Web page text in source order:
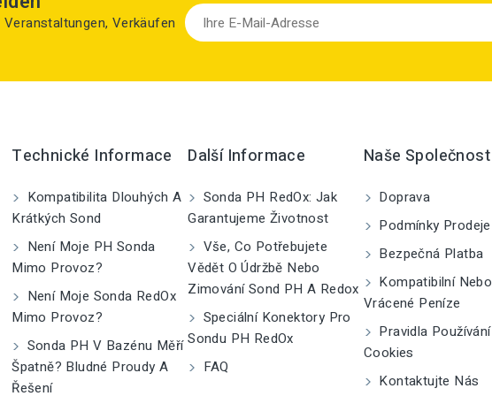
Verkäufen
Technické Informace
Kompatibilita Dlouhých A
Krátkých Sond
Není Moje PH Sonda
Mimo Provoz?
Není Moje Sonda RedOx
Mimo Provoz?
Sonda PH V Bazénu Měří
Špatně? Bludné Proudy A
Řešení
Další Informace
Sonda PH RedOx: Jak
Garantujeme Životnost
Vše, Co Potřebujete
Vědět O Údržbě Nebo
Zimování Sond PH A Redox
Speciální Konektory Pro
Sondu PH RedOx
FAQ
Naše Společnost
Doprava
Podmínky Prodeje
Bezpečná Platba
Kompatibilní Nebo
Vrácené Peníze
Pravidla Používání
Cookies
Kontaktujte Nás